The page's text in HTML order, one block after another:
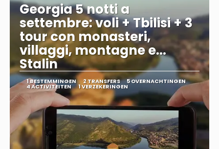
Georgia 5 notti a
settembre: voli + Tbilisi + 3
tour con monasteri,
villaggi, montagne e...
Stalin
1 BESTEMMINGEN 2 TRANSFERS 5 OVERNACHTINGEN
4 ACTIVITEITEN 1 VERZEKERINGEN